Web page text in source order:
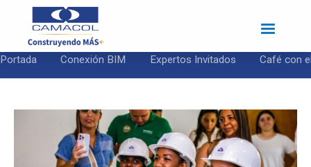
contenido
principal
Portada Conexión BIM Expertos Invitados Café con